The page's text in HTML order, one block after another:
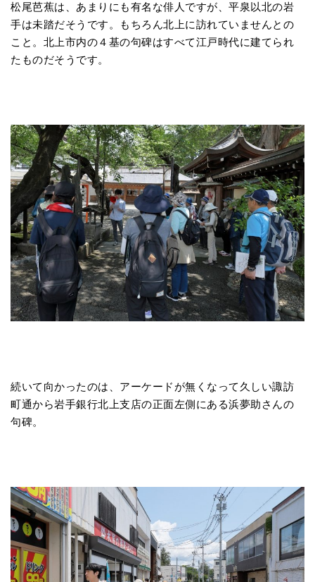
松尾芭蕉は、あまりにも有名な俳人ですが、平泉以北の岩
手は未踏だそうです。もちろん北上に訪れていませんとの
こと。北上市内の４基の句碑はすべて江戸時代に建てられ
たものだそうです。
続いて向かったのは、アーケードが無くなって久しい諏訪
町通から岩手銀行北上支店の正面左側にある浜夢助さんの
句碑。